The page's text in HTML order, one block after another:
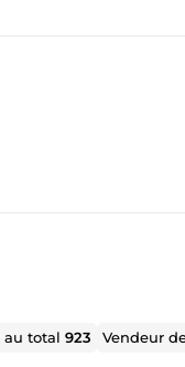
au total923 Vendeur